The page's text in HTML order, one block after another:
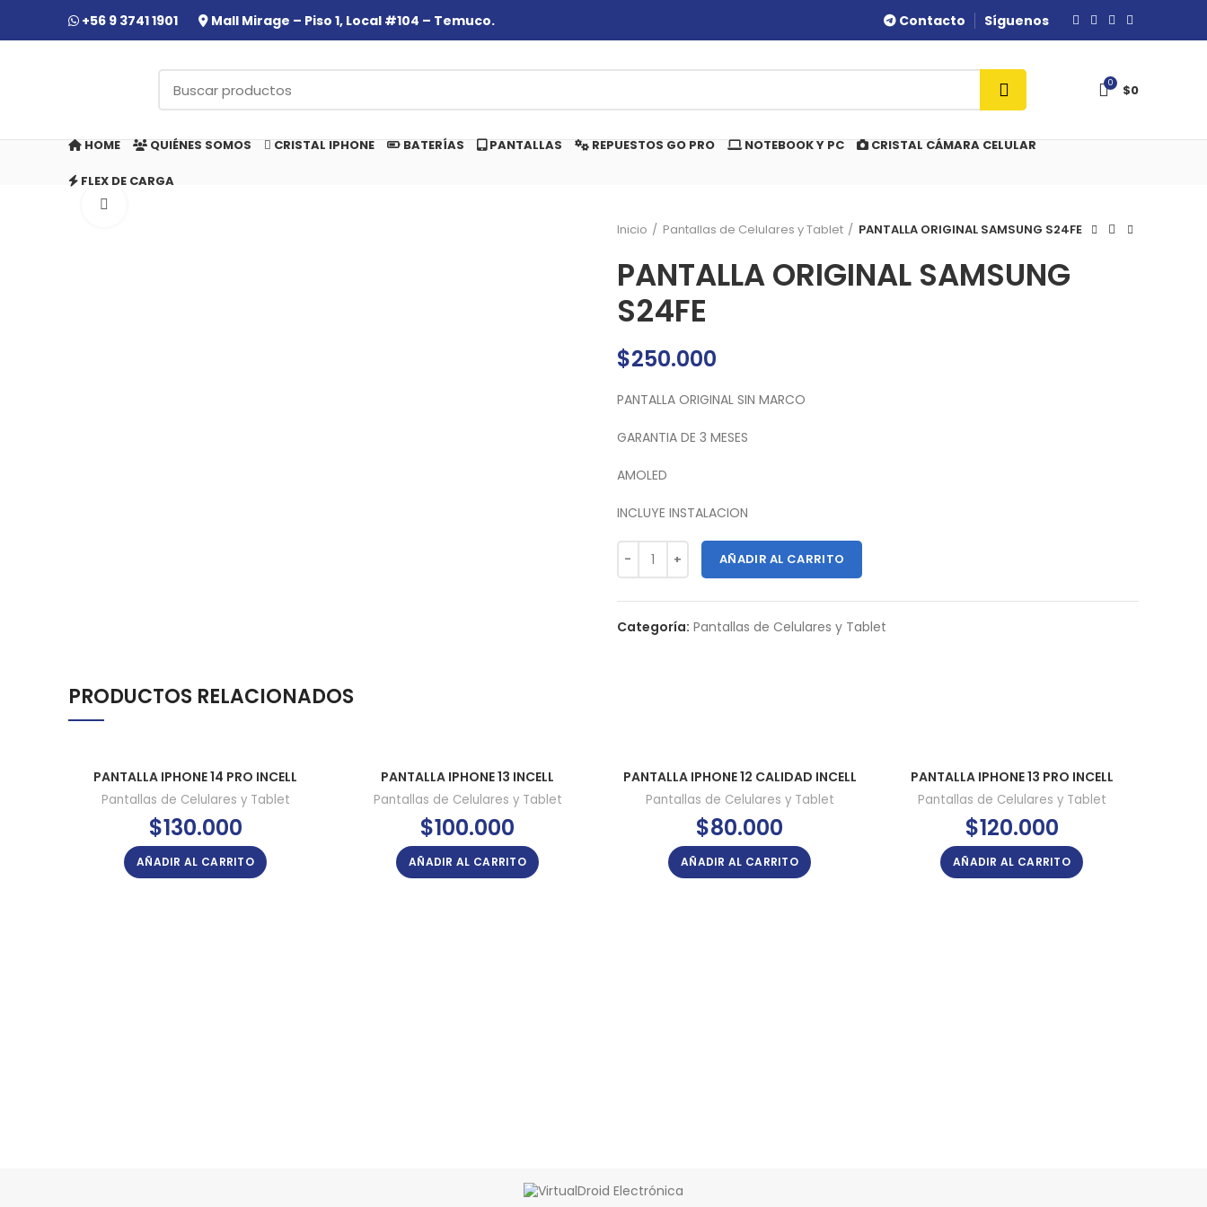
+56 9 3741 1901 Mall Mirage – Piso 1, Local #104 – Temuco. Contacto Síguenos
0 $0
HOME QUIÉNES SOMOS CRISTAL IPHONE BATERÍAS PANTALLAS REPUESTOS GO PRO NOTEBOOK Y PC CRISTAL CÁMARA CELULAR
FLEX DE CARGA
Inicio
Pantallas de Celulares y Tablet PANTALLA ORIGINAL SAMSUNG S24FE
PANTALLA ORIGINAL SAMSUNG
S24FE
$250.000
PANTALLA ORIGINAL SIN MARCO
GARANTIA DE 3 MESES
AMOLED
INCLUYE INSTALACION
AÑADIR AL CARRITO
Categoría: Pantallas de Celulares y Tablet
PRODUCTOS RELACIONADOS
PANTALLA IPHONE 14 PRO INCELL
Pantallas de Celulares y Tablet
$130.000
AÑADIR AL CARRITO
PANTALLA IPHONE 13 INCELL
Pantallas de Celulares y Tablet
$100.000
AÑADIR AL CARRITO
PANTALLA IPHONE 12 CALIDAD INCELL
Pantallas de Celulares y Tablet
$80.000
AÑADIR AL CARRITO
PANTALLA IPHONE 13 PRO INCELL
Pantallas de Celulares y Tablet
$120.000
AÑADIR AL CARRITO